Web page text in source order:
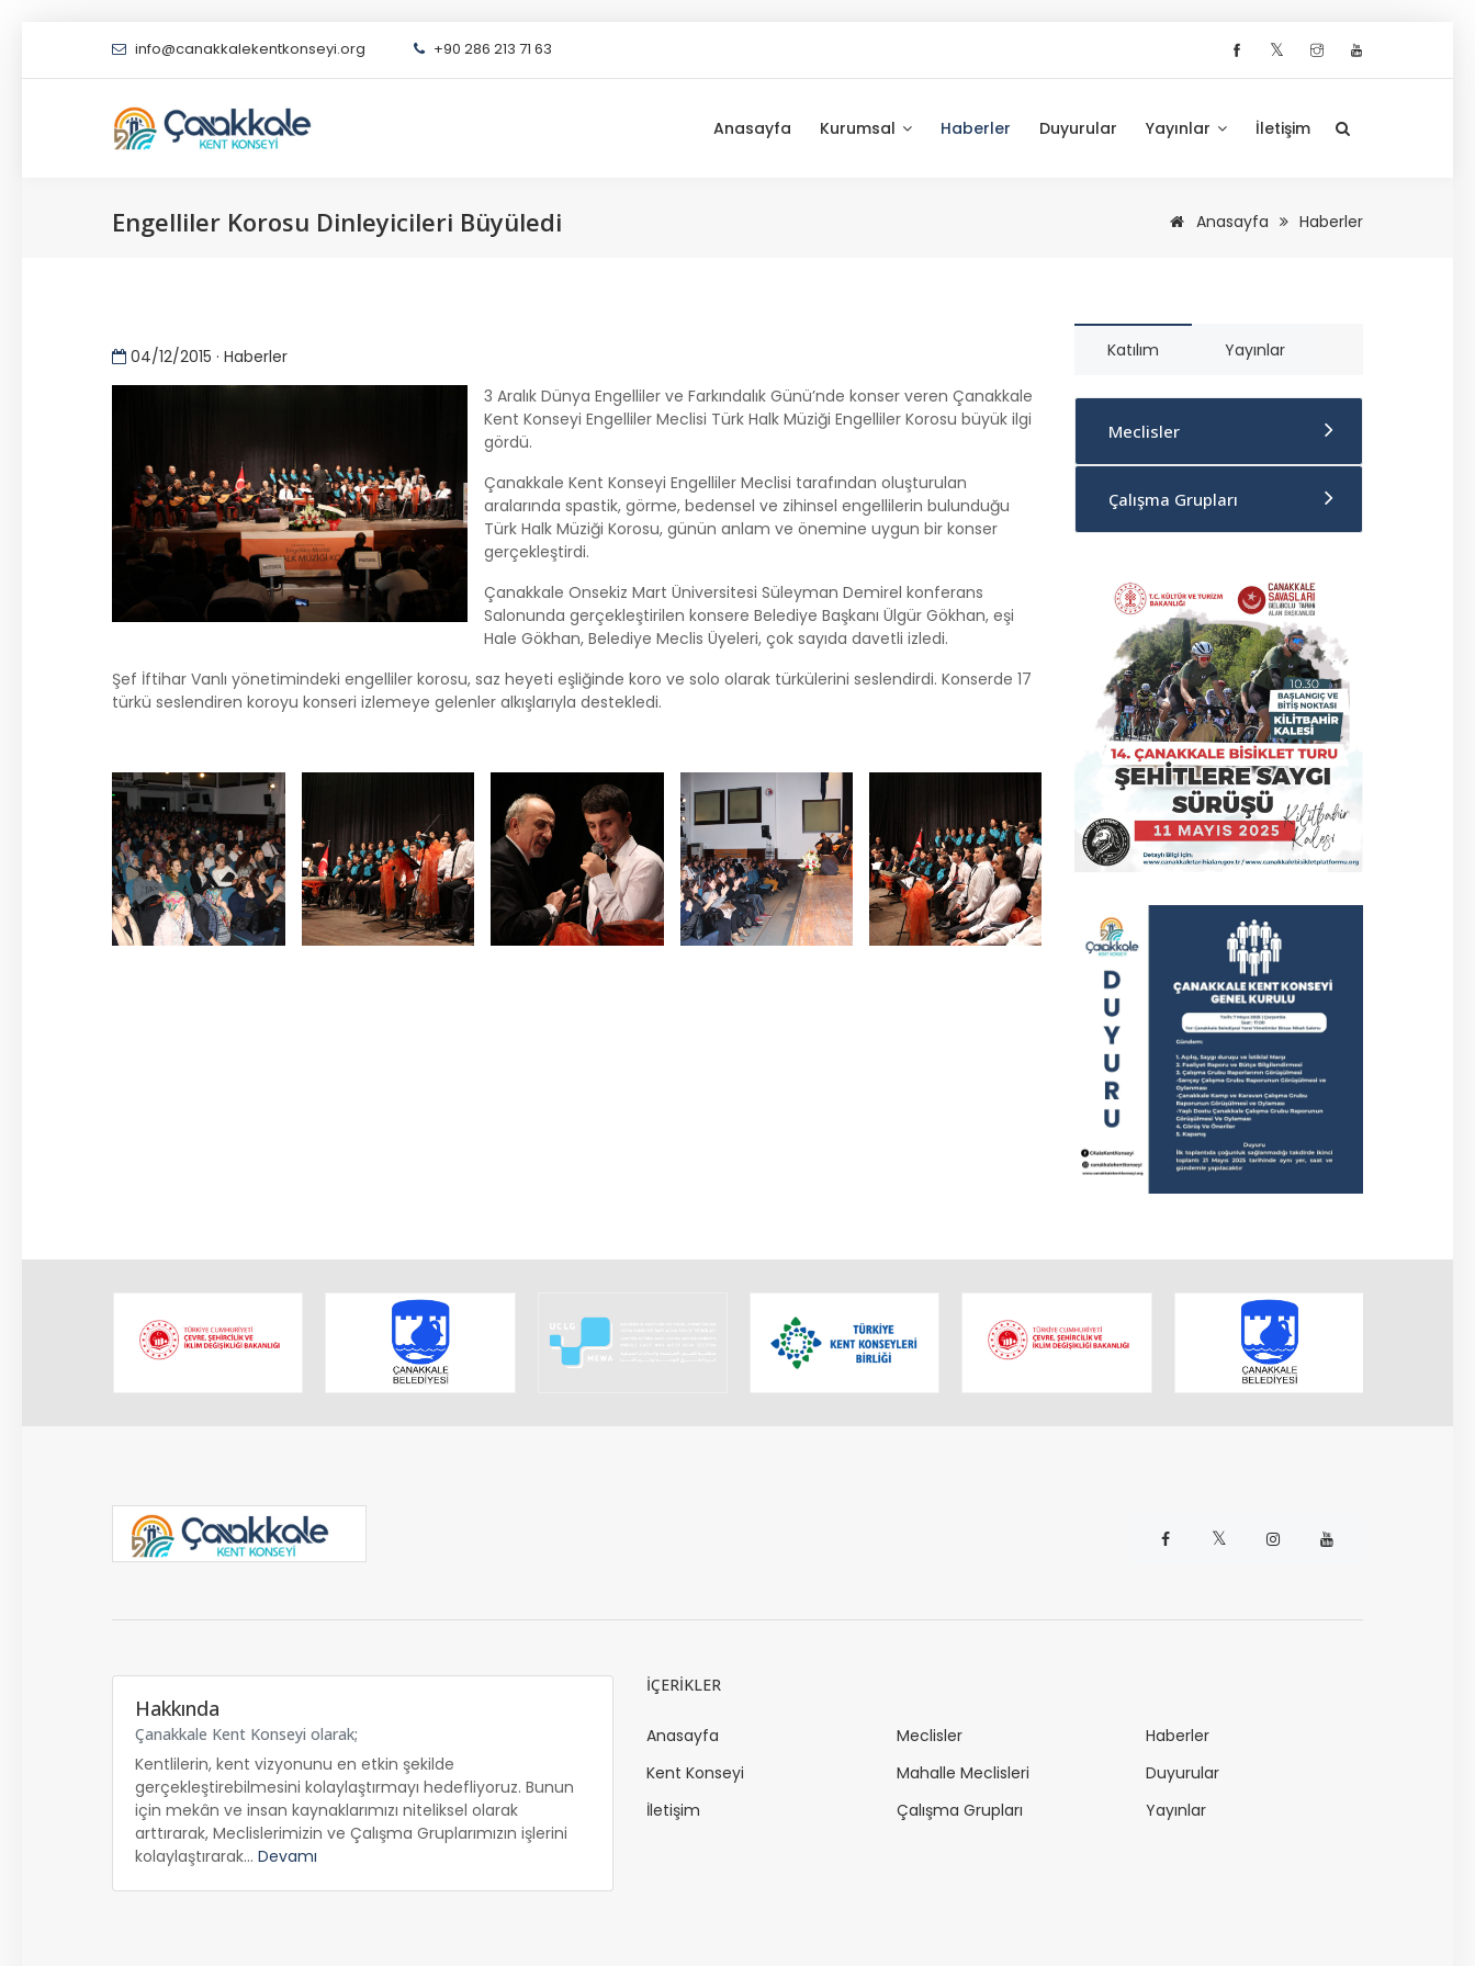
info@canakkalekentkonseyi.org +90 286 213 71 63 𝕏
Anasayfa Kurumsal Haberler Duyurular Yayınlar İletişim
Engelliler Korosu Dinleyicileri Büyüledi Anasayfa Haberler
04/12/2015 · Haberler
3 Aralık Dünya Engelliler ve Farkındalık Günü’nde konser veren Çanakkale
Kent Konseyi Engelliler Meclisi Türk Halk Müziği Engelliler Korosu büyük ilgi
gördü.
Çanakkale Kent Konseyi Engelliler Meclisi tarafından oluşturulan
aralarında spastik, görme, bedensel ve zihinsel engellilerin bulunduğu
Türk Halk Müziği Korosu, günün anlam ve önemine uygun bir konser
gerçekleştirdi.
Çanakkale Onsekiz Mart Üniversitesi Süleyman Demirel konferans
Salonunda gerçekleştirilen konsere Belediye Başkanı Ülgür Gökhan, eşi
Hale Gökhan, Belediye Meclis Üyeleri, çok sayıda davetli izledi.
Şef İftihar Vanlı yönetimindeki engelliler korosu, saz heyeti eşliğinde koro ve solo olarak türkülerini seslendirdi. Konserde 17
türkü seslendiren koroyu konseri izlemeye gelenler alkışlarıyla destekledi.
Katılım Yayınlar
Meclisler
Çalışma Grupları
𝕏
Hakkında
Çanakkale Kent Konseyi olarak;
Kentlilerin, kent vizyonunu en etkin şekilde
gerçekleştirebilmesini kolaylaştırmayı hedefliyoruz. Bunun
için mekân ve insan kaynaklarımızı niteliksel olarak
arttırarak, Meclislerimizin ve Çalışma Gruplarımızın işlerini
kolaylaştırarak... Devamı
İÇERİKLER
Anasayfa
Kent Konseyi
İletişim
Meclisler
Mahalle Meclisleri
Çalışma Grupları
Haberler
Duyurular
Yayınlar